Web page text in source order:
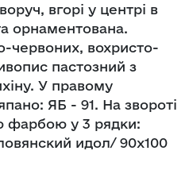
вгорі у центрі в
орнаментована.
червоних, вохристо-
пастозний з
У правому
ЯБ - 91. На звороті
фарбою у 3 рядки:
идол/ 90х100